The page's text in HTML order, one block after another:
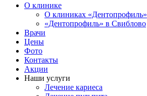
О клинике
О клиниках «Дентопрофиль»
«Дентопрофиль» в Свиблово
Врачи
Цены
Фото
Контакты
Акции
Наши услуги
Лечение кариеса